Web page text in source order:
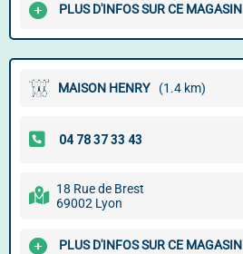
PLUS D'INFOS SUR CE MAGASIN
MAISON HENRY (1.4 km)
18 Rue de Brest
69002 Lyon
PLUS D'INFOS SUR CE MAGASIN